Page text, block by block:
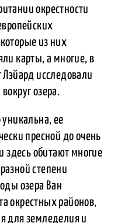
окрестности
из них
карты, а многие, в
исследовали
озера.
уникальна, ее
пресной до очень
здесь обитают многие
степени
озера Ван
окрестных районов,
для земледелия и